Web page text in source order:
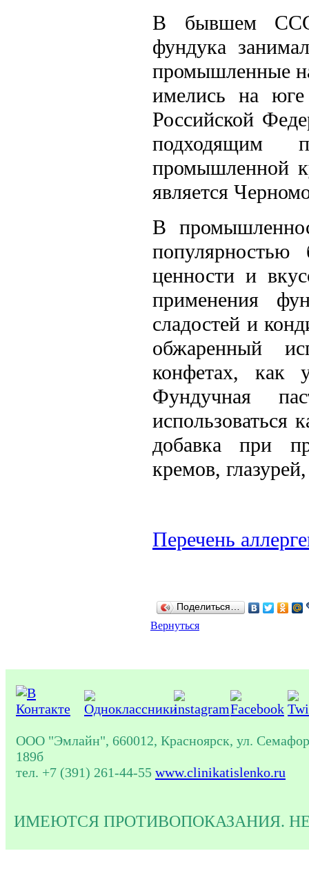
В бывшем
фундука
промышленные
имелись на
Российской
подходящим
промышленной
является
В
популярностью
ценности и
применения
сладостей и
обжаренный
конфетах, как
Фундучная
использоваться
добавка при
кремов,
Перечень
Поделиться…
Вернуться
ООО "Эмлайн", 660012, Красноярск, ул.
189б
тел. +7 (391) 261-44-55 www.clinikatislenko.ru
ИМЕЮТСЯ ПРОТИВОПОКАЗАНИЯ.